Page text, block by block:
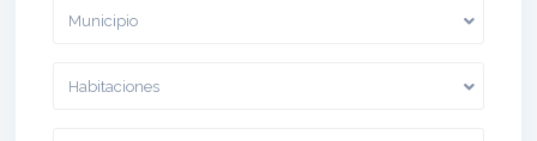
Municipio
Habitaciones